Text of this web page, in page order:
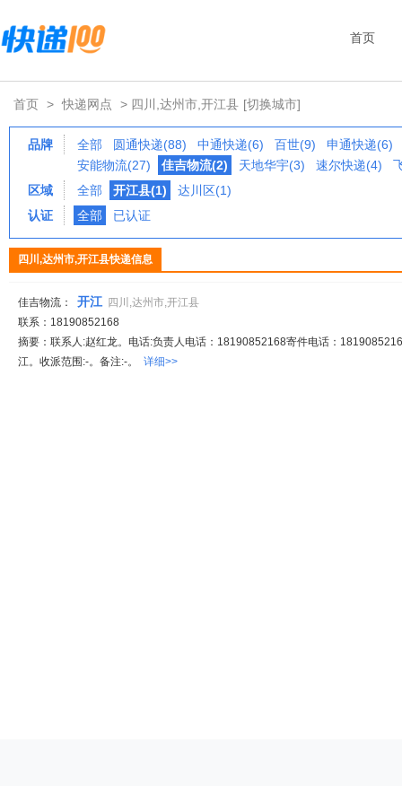
首页
首页 > 快递网点 > 四川,达州市,开江县 [切换城市]
品牌 全部 圆通快递(88) 中通快递(6) 百世(9)
申通快递(6)
安能物流(27)
佳吉物流(2) 天地华宇(3) 速尔快递(4)
区域
全部 开江县(1)
达川区(1)
认证
全部 已认证
四川,达州市,开江县快递信息
佳吉物流： 开江 四川,达州市,开江县
联系：18190852168
摘要：联系人:赵红龙。电话:负责人电话：18190852168寄件电话：
江。收派范围:-。备注:-。 详细>>